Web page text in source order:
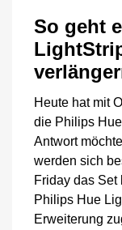
So geht
Heute hat mit
die Philips
Antwort
werden sich
Friday das Set
Philips Hue
Erweiterung